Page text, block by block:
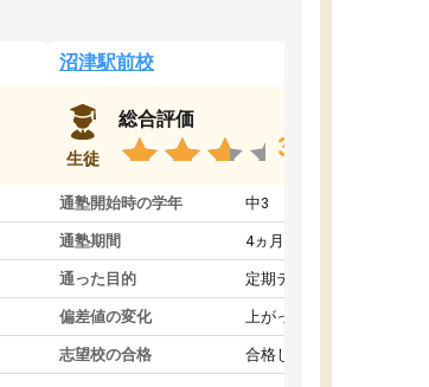
沼津駅前校
生徒
総合評価
3.8
通塾開始時の学年 中3
通塾期間 4ヵ月～1年未満
通った目的 定期テスト対策
偏差値の変化 上がった
志望校の合格 合格した